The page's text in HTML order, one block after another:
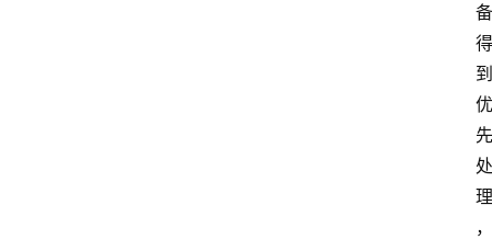
备
得
到
优
先
处
理
，